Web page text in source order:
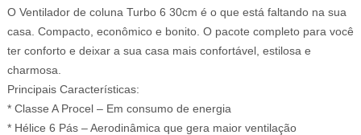
O Ventilador de coluna Turbo 6 30cm é o que está faltando na sua
casa. Compacto, econômico e bonito. O pacote completo para você
ter conforto e deixar a sua casa mais confortável, estilosa e
charmosa.
Principais Características:
* Classe A Procel – Em consumo de energia
* Hélice 6 Pás – Aerodinâmica que gera maior ventilação